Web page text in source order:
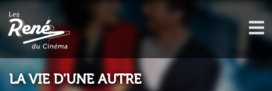
LA VIE D'UNE AUTRE